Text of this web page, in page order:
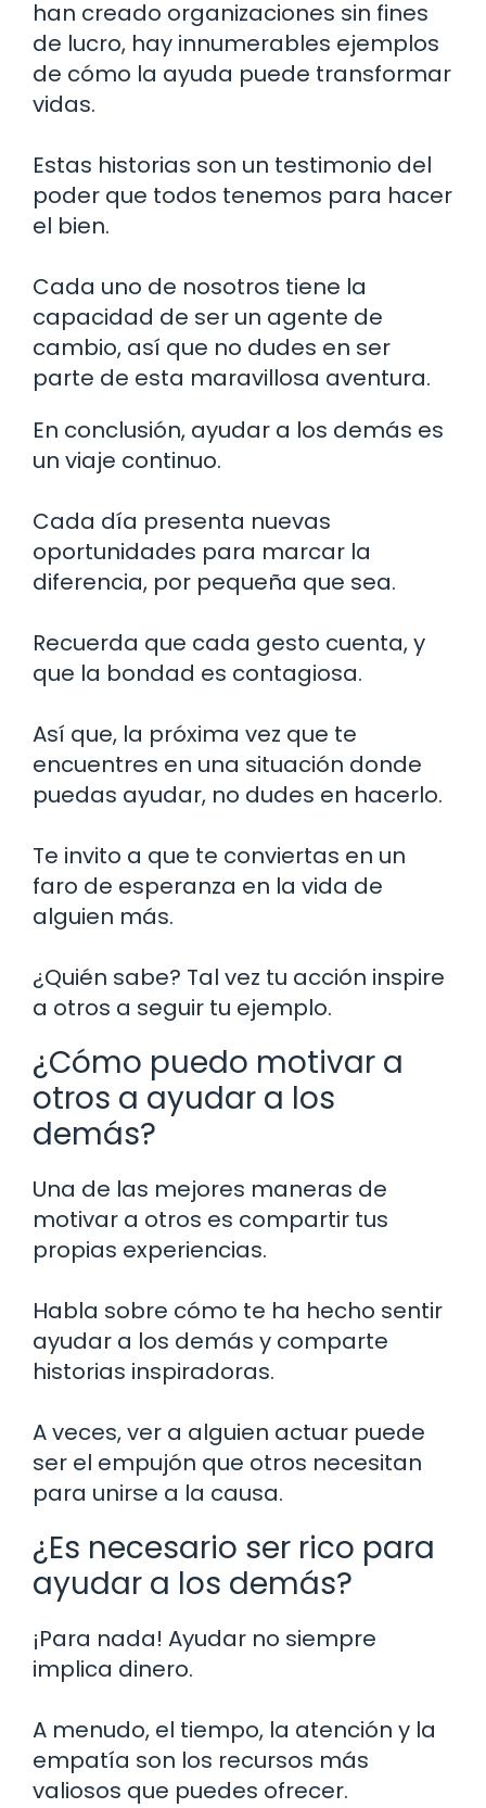
han creado organizaciones sin fines
de lucro, hay innumerables ejemplos
de cómo la ayuda puede transformar
vidas.
Estas historias son un testimonio del
poder que todos tenemos para hacer
el bien.
Cada uno de nosotros tiene la
capacidad de ser un agente de
cambio, así que no dudes en ser
parte de esta maravillosa aventura.
En conclusión, ayudar a los demás es
un viaje continuo.
Cada día presenta nuevas
oportunidades para marcar la
diferencia, por pequeña que sea.
Recuerda que cada gesto cuenta, y
que la bondad es contagiosa.
Así que, la próxima vez que te
encuentres en una situación donde
puedas ayudar, no dudes en hacerlo.
Te invito a que te conviertas en un
faro de esperanza en la vida de
alguien más.
¿Quién sabe? Tal vez tu acción inspire
a otros a seguir tu ejemplo.
¿Cómo puedo motivar a
otros a ayudar a los
demás?
Una de las mejores maneras de
motivar a otros es compartir tus
propias experiencias.
Habla sobre cómo te ha hecho sentir
ayudar a los demás y comparte
historias inspiradoras.
A veces, ver a alguien actuar puede
ser el empujón que otros necesitan
para unirse a la causa.
¿Es necesario ser rico para
ayudar a los demás?
¡Para nada! Ayudar no siempre
implica dinero.
A menudo, el tiempo, la atención y la
empatía son los recursos más
valiosos que puedes ofrecer.